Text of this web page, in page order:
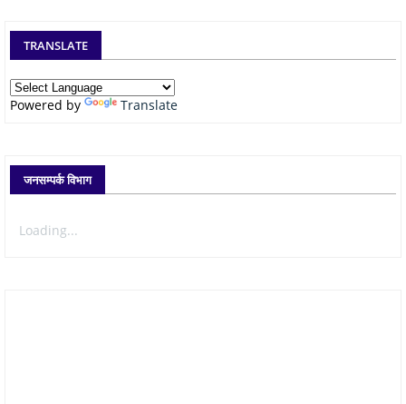
TRANSLATE
Powered by Translate
जनसम्पर्क विभाग
Loading...